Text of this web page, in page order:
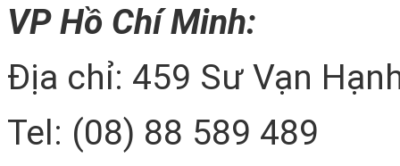
VP Hồ Chí Minh:
Địa chỉ: 459 Sư Vạn
Tel: (08) 88 589 489